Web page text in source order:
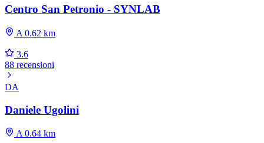
Centro San Petronio - SYNLAB
A 0.62 km
3.6
88 recensioni
DA
Daniele Ugolini
A 0.64 km